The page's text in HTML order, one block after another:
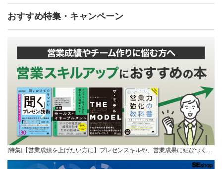
おすすめ特集・キャンペーン
[特集]【営業成績を上げたい方に】プレゼンスキルや、営業成果に結びつく…